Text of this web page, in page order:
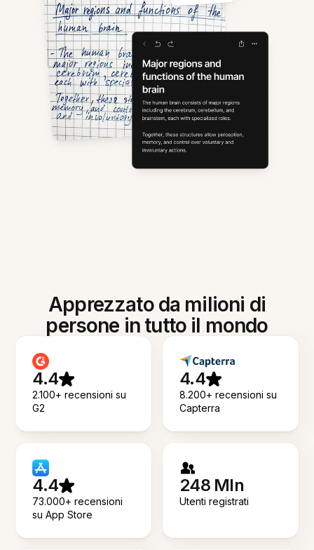
Apprezzato da milioni di
persone in tutto il mondo
4.4
2.100+ recensioni su
G2
4.4
8.200+ recensioni su
Capterra
4.4
73.000+ recensioni
su App Store
248 Mln
Utenti registrati